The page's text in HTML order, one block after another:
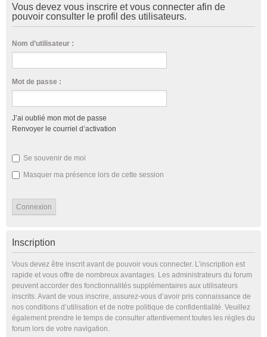
Vous devez vous inscrire et vous connecter afin de
pouvoir consulter le profil des utilisateurs.
Nom d’utilisateur :
Mot de passe :
J’ai oublié mon mot de passe
Renvoyer le courriel d’activation
Se souvenir de moi
Masquer ma présence lors de cette session
Inscription
Vous devez être inscrit avant de pouvoir vous connecter. L’inscription est
rapide et vous offre de nombreux avantages. Les administrateurs du forum
peuvent accorder des fonctionnalités supplémentaires aux utilisateurs
inscrits. Avant de vous inscrire, assurez-vous d’avoir pris connaissance de
nos conditions d’utilisation et de notre politique de confidentialité. Veuillez
également prendre le temps de consulter attentivement toutes les règles du
forum lors de votre navigation.